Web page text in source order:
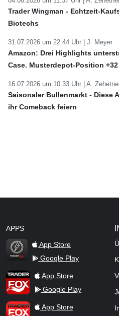
Trader Wingman - Echtzeit-
Biotechs
31.07.2026 um 22:44 Uhr | J. Meyer
Amazon: Drei Highlights
Case. Musterdepot-Position +32
16.07.2026 um 10:33 Uhr | A.
Saisonaler Bullenmarkt - Diese
ihr Comeback feiern
APPS
TraderFox Flash
App Store
Google Play
TraderFox AppApp Store
Google Play
TraderFox ProApp Store